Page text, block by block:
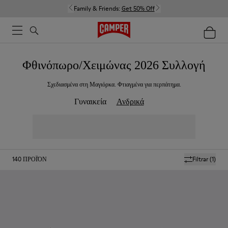
Family & Friends: Get 50% Off
Φθινόπωρο/Χειμώνας 2026 Συλλογή
Σχεδιασμένα στη Μαγιόρκα. Φτιαγμένα για περπάτημα.
Γυναικεία Ανδρικά
Filtrar(1)
140ΠΡΟΪΌΝ